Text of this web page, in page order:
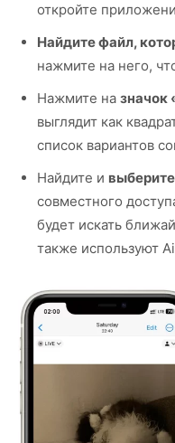
откройте
Найдите файл,
нажмите на него,
Нажмите на значок
выглядит как
список вариантов
Найдите и
совместного
будет искать
также используют